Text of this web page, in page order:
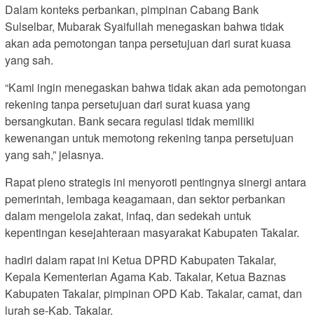
Dalam konteks perbankan, pimpinan Cabang Bank
Sulselbar, Mubarak Syaifullah menegaskan bahwa tidak
akan ada pemotongan tanpa persetujuan dari surat kuasa
yang sah.
“Kami ingin menegaskan bahwa tidak akan ada pemotongan
rekening tanpa persetujuan dari surat kuasa yang
bersangkutan. Bank secara regulasi tidak memiliki
kewenangan untuk memotong rekening tanpa persetujuan
yang sah,” jelasnya.
Rapat pleno strategis ini menyoroti pentingnya sinergi antara
pemerintah, lembaga keagamaan, dan sektor perbankan
dalam mengelola zakat, infaq, dan sedekah untuk
kepentingan kesejahteraan masyarakat Kabupaten Takalar.
hadiri dalam rapat ini Ketua DPRD Kabupaten Takalar,
Kepala Kementerian Agama Kab. Takalar, Ketua Baznas
Kabupaten Takalar, pimpinan OPD Kab. Takalar, camat, dan
lurah se-Kab. Takalar.